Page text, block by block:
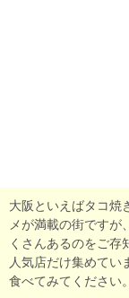
大阪といえばタコ焼
メが満載の街ですが
くさんあるのをご存
人気店だけ集めてい
食べてみてください。